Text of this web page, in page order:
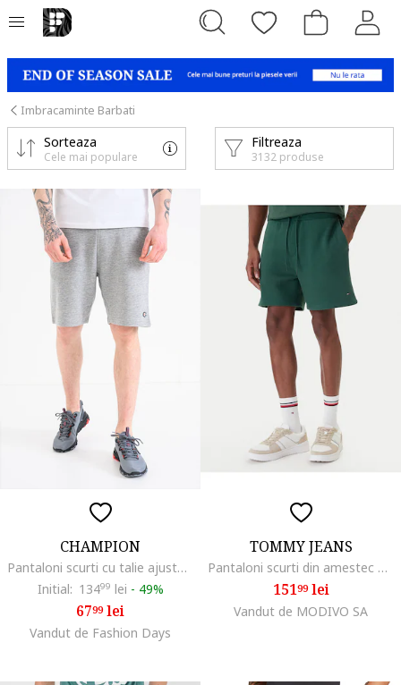
Imbracaminte Barbati
Filtreaza
3132 produse
Sorteaza
Cele mai populare
CHAMPION
Pantaloni scurti cu talie ajustabila cu snur, Gri melange
Initial: 13499 lei - 49%
6799lei
Vandut de Fashion Days
TOMMY JEANS
Pantaloni scurti din amestec de bumbac
15199lei
Vandut de MODIVO SA